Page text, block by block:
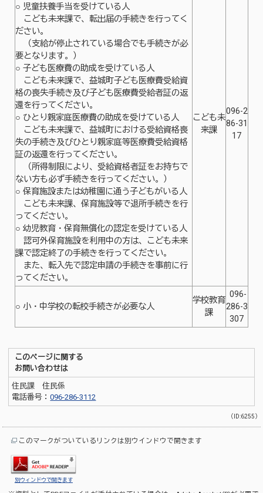
○ 児童扶養手当を受けている人
こども未来課で、転出届の手続きを行ってく
ださい。
（支給が停止されている場合でも手続きが必
要となります。）
○ 子ども医療費の助成を受けている人
こども未来課で、益城町子ども医療費受給資
格の喪失手続き及び子ども医療費受給者証の返
還を行ってください。
○ ひとり親家庭医療費の助成を受けている人
こども未来課で、益城町における受給資格喪
失の手続き及びひとり親家庭等医療費受給資格
証の返還を行ってください。
（所得制限により、受給資格者証をお持ちで
ない方も必ず手続きを行ってください。）
○ 保育施設または幼稚園に通う子どもがいる人
こども未来課、保育施設等で退所手続きを行
ってください。
○ 幼児教育・保育無償化の認定を受けている人
認可外保育施設を利用中の方は、こども未来
課で認定終了の手続きを行ってください。
また、転入先で認定申請の手続きを事前に行
ってください。
こども未
来課
096-2
86-31
17
○ 小・中学校の転校手続きが必要な人
学校教育
課
096-
286-3
307
このページに関する
お問い合わせは
住民課 住民係
電話番号：096-286-3112
（ID:6255）
このマークがついているリンクは別ウインドウで開きます
別ウィンドウで開きます